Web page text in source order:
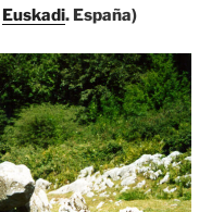
Euskadi. España)